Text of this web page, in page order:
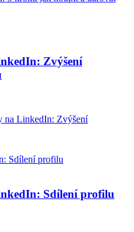
Zvýšení
na LinkedIn: Zvýšení
Sdílení profilu